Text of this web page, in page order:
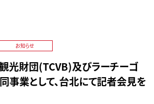
お知らせ
光財団(TCVB)及びラーチーゴ
事業として、台北にて記者会見を